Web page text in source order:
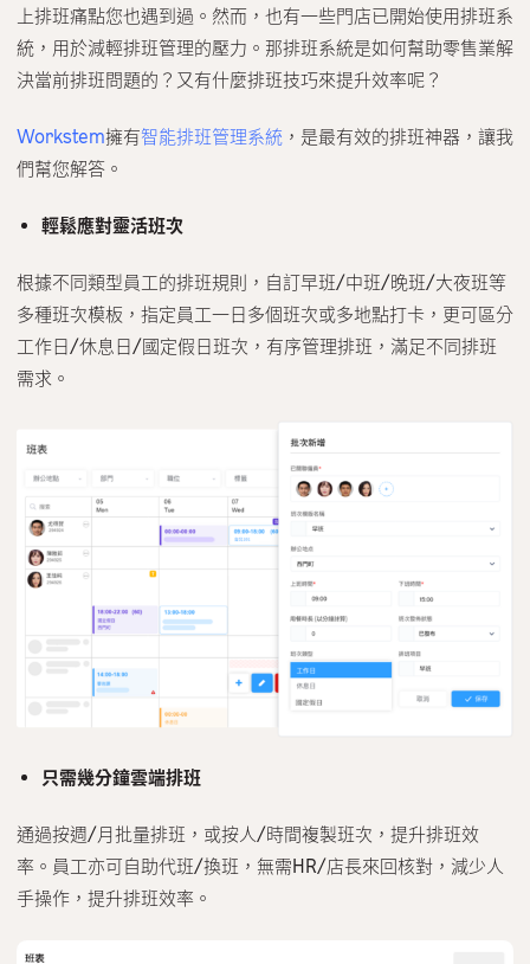
上排班痛點您也遇到過。然而，也有一些門店已開始使用排班系
統，用於減輕排班管理的壓力。那排班系統是如何幫助零售業解
決當前排班問題的？又有什麼排班技巧來提升效率呢？
Workstem擁有智能排班管理系統 ，是最有效的排班神器，讓我
們幫您解答。
輕鬆應對靈活班次
根據不同類型員工的排班規則，自訂早班/中班/晚班/大夜班等
多種班次模板，指定員工一日多個班次或多地點打卡，更可區分
工作日/休息日/國定假日班次，有序管理排班，滿足不同排班
需求。
只需幾分鐘雲端排班
通過按週/月批量排班，或按人/時間複製班次，提升排班效
率。員工亦可自助代班/換班，無需HR/店長來回核對，減少人
手操作，提升排班效率。